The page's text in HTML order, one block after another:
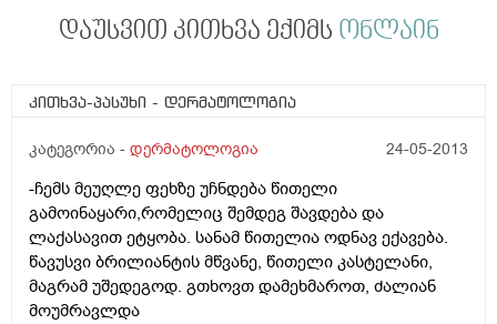
დაუსვით კითხვა ექიმს ონლაინ
კითხვა-პასუხი - დერმატოლოგია
კატეგორია - დერმატოლოგია 24-05-2013
-ჩემს მეუღლე ფეხზე უჩნდება წითელი
გამოინაყარი,რომელიც შემდეგ შავდება და
ლაქასავით ეტყობა. სანამ წითელია ოდნავ ექავება.
წავუსვი ბრილიანტის მწვანე, წითელი კასტელანი,
მაგრამ უშედეგოდ. გთხოვთ დამეხმაროთ, ძალიან
მოუმრავლდა